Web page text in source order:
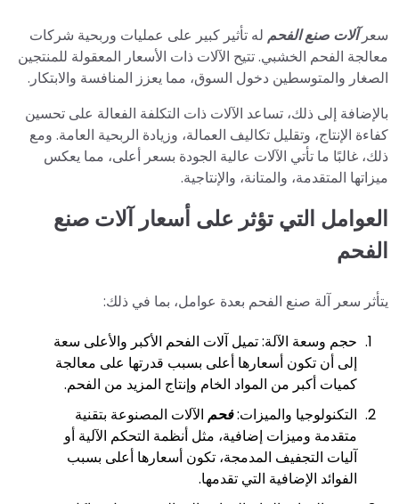
سعرآلات صنع الفحم له تأثير كبير على عمليات وربحية شركات
معالجة الفحم الخشبي. تتيح الآلات ذات الأسعار المعقولة للمنتجين
الصغار والمتوسطين دخول السوق، مما يعزز المنافسة والابتكار.
بالإضافة إلى ذلك، تساعد الآلات ذات التكلفة الفعالة على تحسين
كفاءة الإنتاج، وتقليل تكاليف العمالة، وزيادة الربحية العامة. ومع
ذلك، غالبًا ما تأتي الآلات عالية الجودة بسعر أعلى، مما يعكس
ميزاتها المتقدمة، والمتانة، والإنتاجية.
العوامل التي تؤثر على أسعار آلات صنع
الفحم
يتأثر سعر آلة صنع الفحم بعدة عوامل، بما في ذلك:
حجم وسعة الآلة: تميل آلات الفحم الأكبر والأعلى سعة
إلى أن تكون أسعارها أعلى بسبب قدرتها على معالجة
كميات أكبر من المواد الخام وإنتاج المزيد من الفحم.
التكنولوجيا والميزات:فحم الآلات المصنوعة بتقنية
متقدمة وميزات إضافية، مثل أنظمة التحكم الآلية أو
آليات التجفيف المدمجة، تكون أسعارها أعلى بسبب
الفوائد الإضافية التي تقدمها.